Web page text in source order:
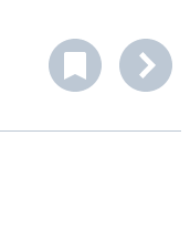
Einfärbung als